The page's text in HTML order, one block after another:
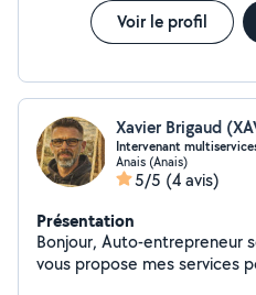
Voir le profil
Xavier Brigaud
Intervenant
Anais (Anais)
5/5 (4 avis)
Présentation
Bonjour, Auto-entrepreneur sérieux et polyvalent, je
vous propose mes services